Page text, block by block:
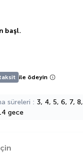
başl.
ile ödeyin
süreleri
3, 4, 5, 6, 7, 8,
gece